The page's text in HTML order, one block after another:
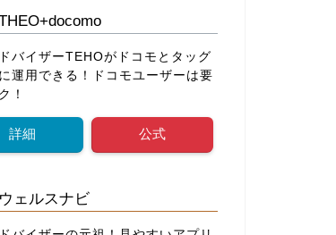
バイザーTEHOがドコモとタッグ
運用できる！ドコモユーザーは要
！
詳細 公式
ウェルスナビ